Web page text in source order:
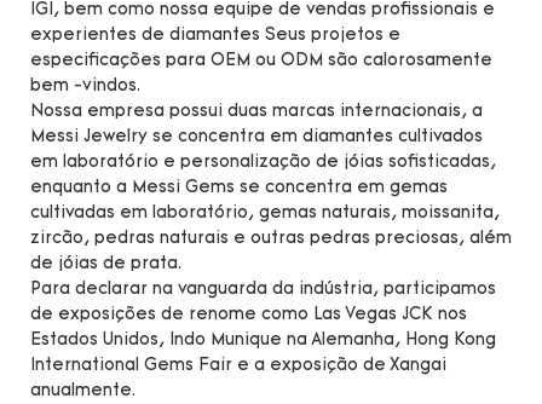
IGI, bem como nossa equipe de vendas profissionais e
experientes de diamantes Seus projetos e
especificações para OEM ou ODM são calorosamente
bem -vindos.
Nossa empresa possui duas marcas internacionais, a
Messi Jewelry se concentra em diamantes cultivados
em laboratório e personalização de jóias sofisticadas,
enquanto a Messi Gems se concentra em gemas
cultivadas em laboratório, gemas naturais, moissanita,
zircão, pedras naturais e outras pedras preciosas, além
de jóias de prata.
Para declarar na vanguarda da indústria, participamos
de exposições de renome como Las Vegas JCK nos
Estados Unidos, Indo Munique na Alemanha, Hong Kong
International Gems Fair e a exposição de Xangai
anualmente.